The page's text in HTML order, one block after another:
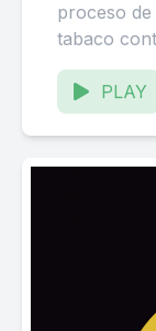
proceso
tabaco
Es
PLAY